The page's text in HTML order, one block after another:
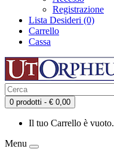
Registrazione
Lista Desideri (0)
Carrello
Cassa
0 prodotti - € 0,00
Il tuo Carrello è vuoto.
Menu